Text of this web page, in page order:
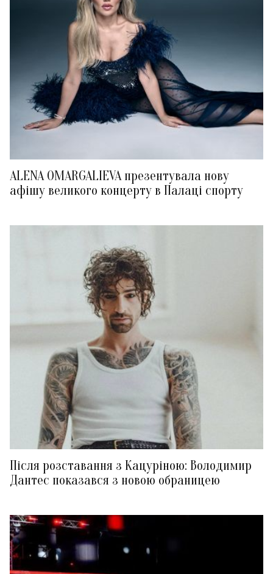
ALENA OMARGALIEVA презентувала нову
афішу великого концерту в Палаці спорту
Після розставання з Кацуріною: Володимир
Дантес показався з новою обраницею